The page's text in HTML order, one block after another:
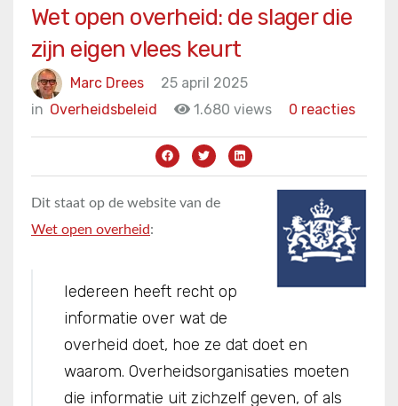
Wet open overheid: de slager die
zijn eigen vlees keurt
Marc Drees
25 april 2025
in Overheidsbeleid 1.680 views 0 reacties
Dit staat op de website van de
Wet open overheid:
Iedereen heeft recht op
informatie over wat de
overheid doet, hoe ze dat doet en
waarom. Overheidsorganisaties moeten
die informatie uit zichzelf geven, of als